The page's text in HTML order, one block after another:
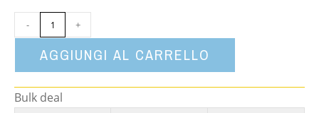
- +
AGGIUNGI AL CARRELLO
Bulk deal